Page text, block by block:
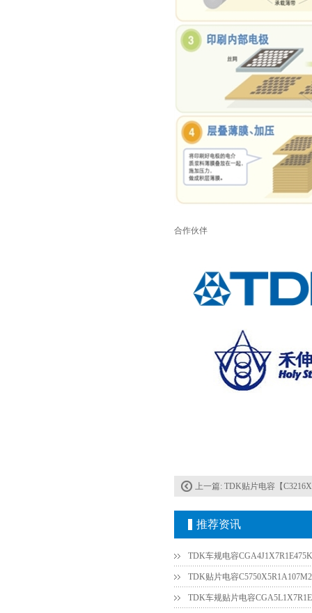
合作伙伴
上一篇: TDK贴片电容【
推荐资讯
TDK车规电容
TDK贴片电容
TDK车规贴片电容